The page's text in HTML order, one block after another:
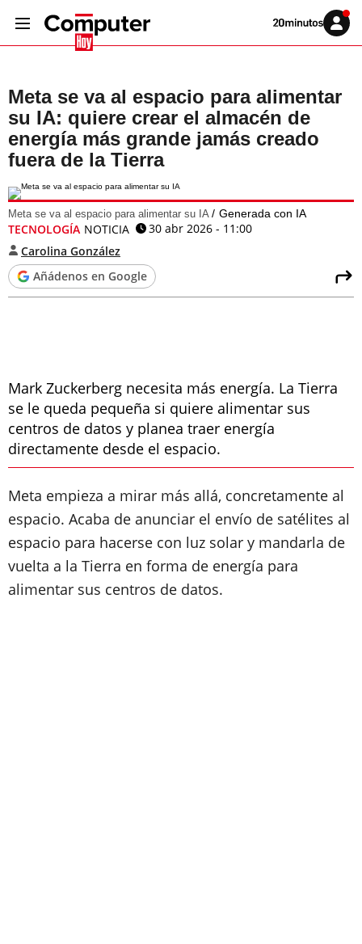
Volver
Iniciar
sesión
Meta se va al espacio para alimentar
su IA: quiere crear el almacén de
energía más grande jamás creado
fuera de la Tierra
Meta se va al espacio para alimentar su IA Generada con IA
TECNOLOGÍA NOTICIA
30 abr 2026 - 11:00
Carolina González
Añádenos en Google
Mark Zuckerberg necesita más energía. La Tierra
se le queda pequeña si quiere alimentar sus
centros de datos y planea traer energía
directamente desde el espacio.
Meta empieza a mirar más allá, concretamente al
espacio. Acaba de anunciar el envío de satélites al
espacio para hacerse con luz solar y mandarla de
vuelta a la Tierra en forma de energía para
alimentar sus centros de datos.